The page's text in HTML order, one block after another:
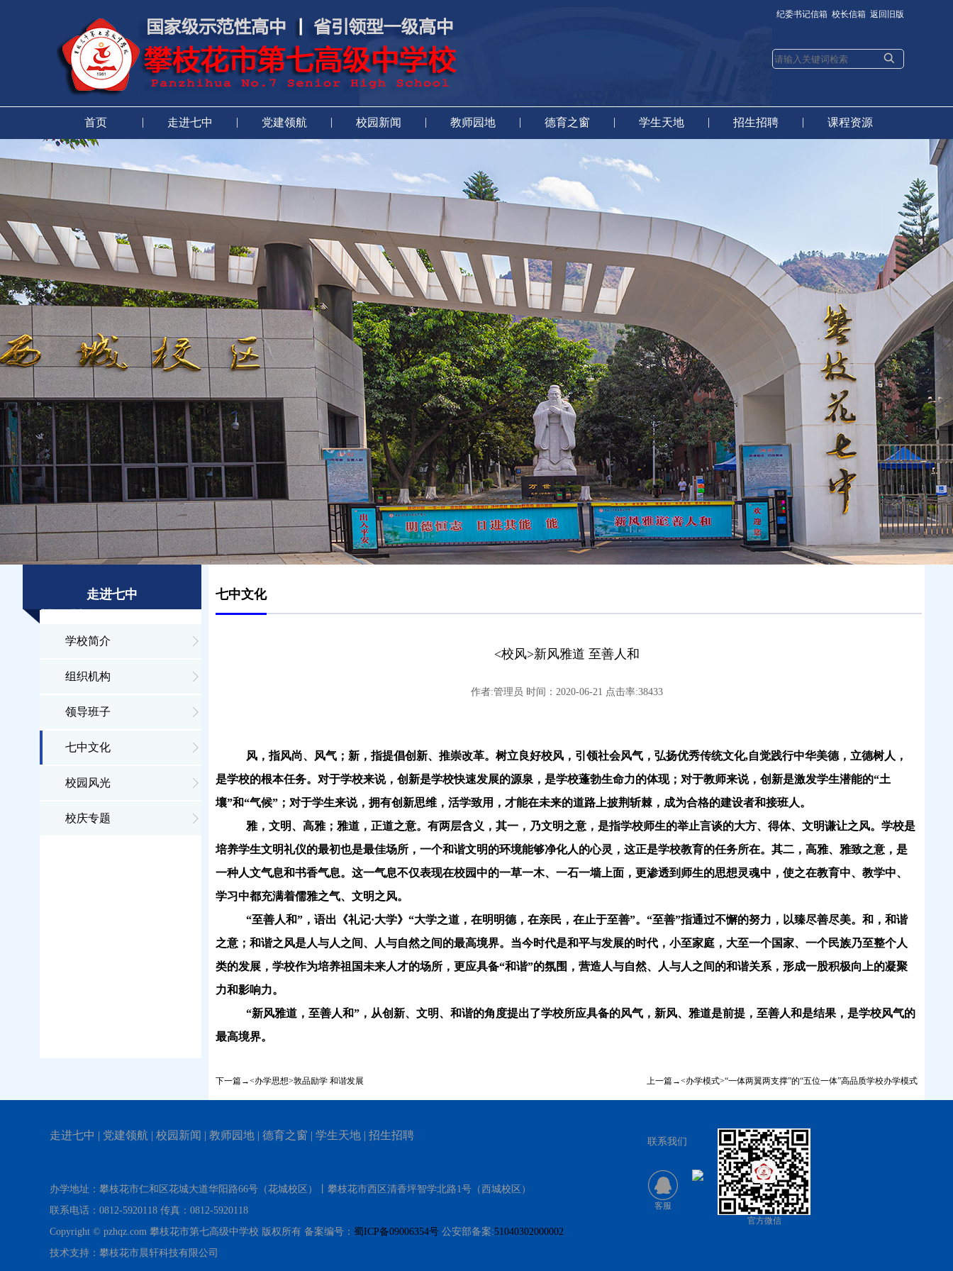
纪委书记信箱 校长信箱 返回旧版
首页 | 走进七中 | 党建领航 | 校园新闻 | 教师园地 | 德育之窗 | 学生天地 | 招生招聘 | 课程资源
走进七中
学校简介
组织机构
领导班子
七中文化
校园风光
校庆专题
七中文化
<校风>新风雅道 至善人和
作者:管理员 时间：2020-06-21 点击率:38433
风，指风尚、风气； 新，指提倡创新、推崇改革。 树立良好校风，引领社会风气，弘扬优秀传统文化,自觉践行中华美德，立德树人，
是学校的根本任务。 对于学校来说，创新是学校快速发展的源泉，是学校蓬勃生命力的体现；对于教师来说，创新是激发学生潜能的“土
壤”和“气候”；对于学生来说，拥有创新思维，活学致用，才能在未来的道路上披荆斩棘，成为合格的建设者和接班人。
雅，文明、高雅； 雅道，正道之意。有两层含义，其一，乃文明之意，是指学校师生的举止言谈的大方、得体、文明谦让之风。学校是
培养学生文明礼仪的最初也是最佳场所，一个和谐文明的环境能够净化人的心灵，这正是学校教育的任务所在。其二，高雅、雅致之意，是
一种人文气息和书香气息。这一气息不仅表现在校园中的一草一木、一石一墙上面，更渗透到师生的思想灵魂中，使之在教育中、教学中、
学习中都充满着儒雅之气、文明之风。
“至善人和”， 语出《礼记·大学》 “大学之道，在明明德，在亲民，在止于至善”。 “至善”指通过不懈的努力，以臻尽善尽美。和，和谐
之意；和谐之风是人与人之间、人与自然之间的最高境界。当今时代是和平与发展的时代，小至家庭，大至一个国家、一个民族乃至整个人
类的发展，学校作为培养祖国未来人才的场所，更应具备“和谐”的氛围，营造人与自然、人与人之间的和谐关系，形成一股积极向上的凝聚
力和影响力。
“新风雅道，至善人和”，从创新、文明、和谐的角度提出了学校所应具备的风气，新风、雅道是前提，至善人和是结果，是学校风气的
最高境界。
下一篇→<办学思想>敦品励学 和谐发展 上一篇→<办学模式>“一体两翼两支撑”的“五位一体”高品质学校办学模式
走进七中 | 党建领航 | 校园新闻 | 教师园地| 德育之窗 | 学生天地| 招生招聘
办学地址：攀枝花市仁和区花城大道华阳路66号（花城校区）丨攀枝花市西区清香坪智学北路1号（西城校区）
联系电话：0812-5920118 传真：0812-5920118
Copyright © pzhqz.com 攀枝花市第七高级中学校 版权所有 备案编号： 蜀ICP备09006354号公安部备案:51040302000002
技术支持：攀枝花市晨轩科技有限公司
联系我们
客服
官方微信